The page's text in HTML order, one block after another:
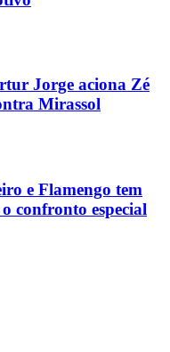
Jorge aciona Zé
Mirassol
e Flamengo tem
confronto especial